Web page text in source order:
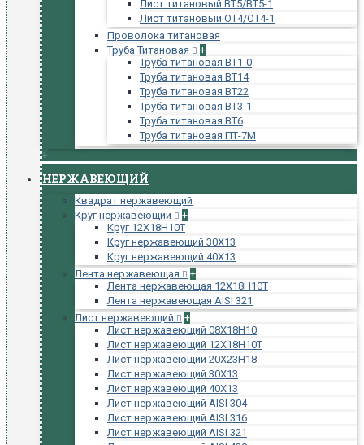
Лист титановый ВТ5/ВТ5-1
Лист титановый ОТ4/ОТ4-1
Проволока титановая
Труба Титановая
+
Труба титановая ВТ1-0
Труба титановая ВТ14
Труба титановая ВТ22
Труба титановая ВТ3-1
Труба титановая ВТ6
Труба титановая ПТ-7М
+
НЕРЖАВЕЮЩИЙ
Квадрат нержавеющий
Круг нержавеющий
+
Круг 12Х18Н10Т
Круг нержавеющий 30Х13
Круг нержавеющий 40Х13
Лента нержавеющая
+
Лента нержавеющая 12Х18Н10Т
Лента нержавеющая AISI 321
Лист нержавеющий
+
Лист нержавеющий 08Х18Н10
Лист нержавеющий 12Х18Н10Т
Лист нержавеющий 20Х23Н18
Лист нержавеющий 30Х13
Лист нержавеющий 40Х13
Лист нержавеющий AISI 304
Лист нержавеющий AISI 316
Лист нержавеющий AISI 321